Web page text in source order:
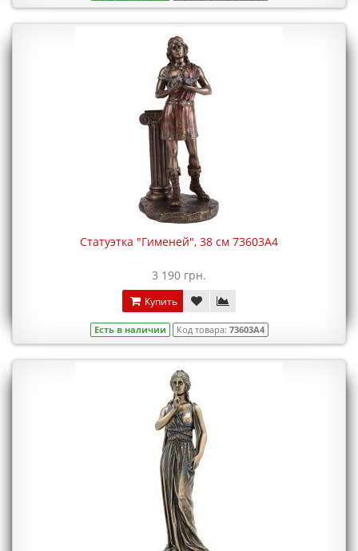
Статуэтка "Гименей", 38 см 73603A4
3 190 грн.
Купить
Есть в наличии Код товара: 73603A4